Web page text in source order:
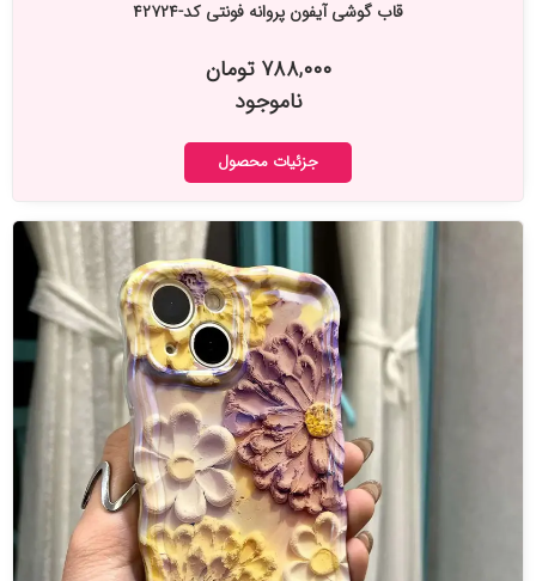
قاب گوشی آیفون پروانه فونتی کد-۴۲۷۲۴
۷۸۸,۰۰۰ تومان
ناموجود
جزئیات محصول